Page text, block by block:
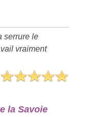
serrure le
vraiment
la Savoie